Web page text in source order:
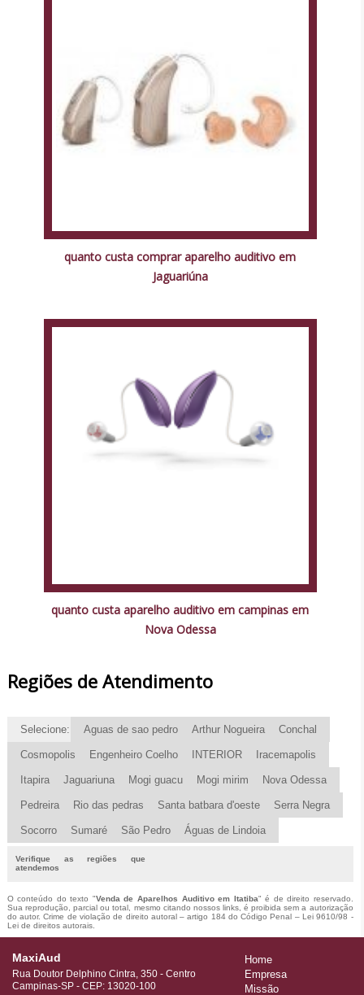
quanto custa comprar aparelho auditivo em
Jaguariúna
quanto custa aparelho auditivo em campinas em
Nova Odessa
Regiões de Atendimento
Selecione: Aguas de sao pedro Arthur Nogueira Conchal
Cosmopolis Engenheiro Coelho INTERIOR Iracemapolis
Itapira Jaguariuna Mogi guacu Mogi mirim Nova Odessa
Pedreira Rio das pedras Santa batbara d'oeste Serra Negra
Socorro Sumaré São Pedro Águas de Lindoia
Verifique as regiões que
atendemos
O conteúdo do texto "Venda de Aparelhos Auditivo em Itatiba" é de direito reservado.
Sua reprodução, parcial ou total, mesmo citando nossos links, é proibida sem a autorização
do autor. Crime de violação de direito autoral – artigo 184 do Código Penal – Lei 9610/98 -
Lei de direitos autorais.
MaxiAud
Rua Doutor Delphino Cintra, 350 - Centro
Campinas-SP - CEP: 13020-100
Home
Empresa
Missão